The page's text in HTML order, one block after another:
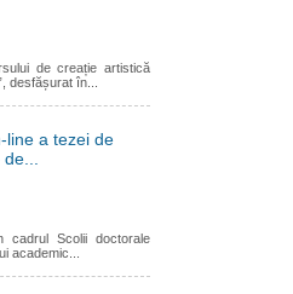
de creație artistică
desfășurat în...
line a tezei de
cadrul Scolii doctorale
academic...